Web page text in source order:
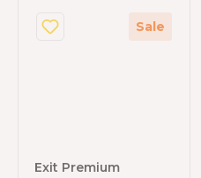
Sale
Exit Premium